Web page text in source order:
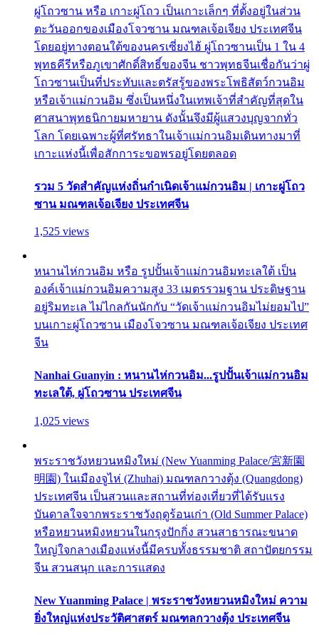
ผู่โถวซาน หรือ เกาะผู่โถว เป็นเกาะเล็กๆ ที่ตั้งอยู่ในส่วน
ตะวันออกของเมืองโจวซาน มณฑลเจ้อเจียง ประเทศจีน
โดยอยู่ทางตอนใต้ของนครเซี่ยงไฮ้ ผู่โถวซานเป็น 1 ใน 4
พุทธคีรีหรือภูเขาศักดิ์สิทธิ์ของจีน ชาวพุทธจีนเชื่อกันว่าผู่
โถวซานเป็นที่ประทับและตรัสรู้ของพระโพธิสัตว์กวนอิม
หรือเจ้าแม่กวนอิม ซึ่งเป็นหนึ่งในเทพเจ้าที่สำคัญที่สุดใน
ศาสนาพุทธนิกายมหายาน ดังนั้นจึงมีผู้แสวงบุญจากทั่ว
โลก โดยเฉพาะผู้ที่ศรัทธาในเจ้าแม่กวนอิมเดินทางมาที่
เกาะแห่งนี้เพื่อสักการะขอพรอยู่โดยตลอด
รวม 5 วัดสำคัญแห่งถิ่นกำเนิดเจ้าแม่กวนอิม | เกาะผู่โถว
ซาน มณฑลเจ้อเจียง ประเทศจีน
1,525 views
หนานไห่กวนอิม หรือ รูปปั้นเจ้าแม่กวนอิมทะเลใต้ เป็น
องค์เจ้าแม่กวนอิมความสูง 33 เมตรรวมฐาน ประดิษฐาน
อยู่ริมทะเล ไม่ไกลกันนักกับ “วัดเจ้าแม่กวนอิมไม่ยอมไป”
บนเกาะผู่โถวซาน เมืองโจวซาน มณฑลเจ้อเจียง ประเทศ
จีน
Nanhai Guanyin : หนานไห่กวนอิม...รูปปั้นเจ้าแม่กวนอิม
ทะเลใต้, ผู่โถวซาน ประเทศจีน
1,025 views
พระราชวังหยวนหมิงใหม่ (New Yuanming Palace/宮新園
明園) ในเมืองจูไห่ (Zhuhai) มณฑลกวางตุ้ง (Quangdong)
ประเทศจีน เป็นสวนและสถานที่ท่องเที่ยวที่ได้รับแรง
บันดาลใจจากพระราชวังฤดูร้อนเก่า (Old Summer Palace)
หรือหยวนหมิงหยวนในกรุงปักกิ่ง สวนสาธารณะขนาด
ใหญ่ใจกลางเมืองแห่งนี้มีครบทั้งธรรมชาติ สถาปัตยกรรม
จีน สวนสนุก และการแสดง
New Yuanming Palace | พระราชวังหยวนหมิงใหม่ ความ
ยิ่งใหญ่แห่งประวัติศาสตร์ มณฑลกวางตุ้ง ประเทศจีน